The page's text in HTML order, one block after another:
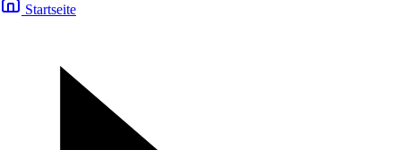
Startseite